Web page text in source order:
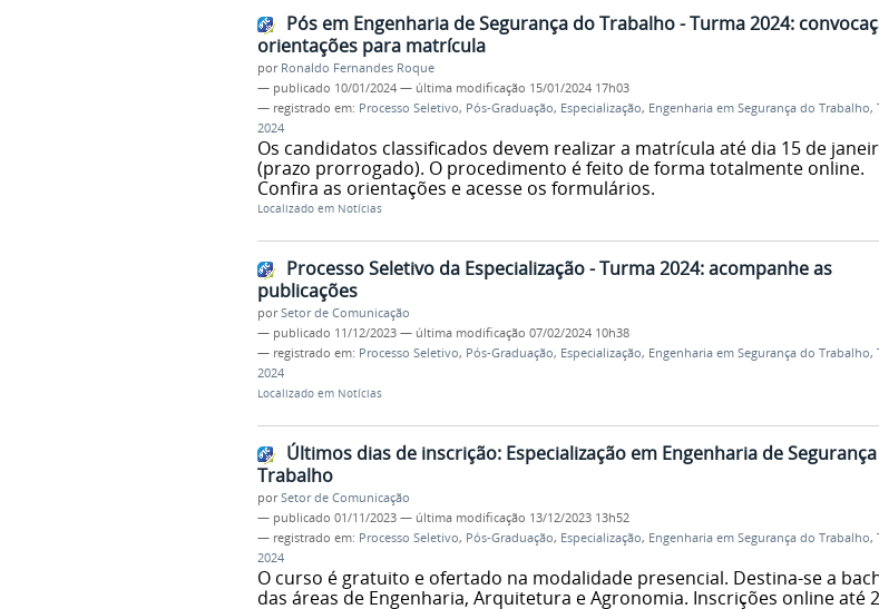
Pós em Engenharia de Segurança do Trabalho - Turma 2024:
orientações para matrícula
por Ronaldo Fernandes Roque
— publicado 10/01/2024 — última modificação 15/01/2024 17h03
— registrado em: Processo Seletivo, Pós-Graduação, Especialização, Engenharia em Segurança do Trabalho,
2024
Os candidatos classificados devem realizar a matrícula até dia 15 de
(prazo prorrogado). O procedimento é feito de forma totalmente online.
Confira as orientações e acesse os formulários.
Localizado em Notícias
Processo Seletivo da Especialização - Turma 2024: acompanhe as
publicações
porSetor de Comunicação
— publicado 11/12/2023 — última modificação 07/02/2024 10h38
— registrado em: Processo Seletivo, Pós-Graduação, Especialização, Engenharia em Segurança do Trabalho,
2024
Localizado em Notícias
Últimos dias de inscrição: Especialização em Engenharia de
Trabalho
porSetor de Comunicação
— publicado 01/11/2023 — última modificação 13/12/2023 13h52
— registrado em: Processo Seletivo, Pós-Graduação, Especialização, Engenharia em Segurança do Trabalho,
2024
O curso é gratuito e ofertado na modalidade presencial. Destina-se a
das áreas de Engenharia, Arquitetura e Agronomia. Inscrições online até